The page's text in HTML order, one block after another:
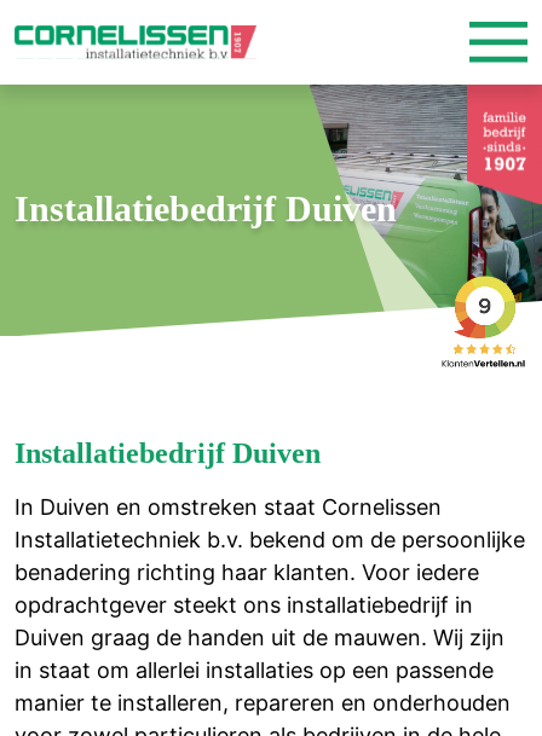
Installatiebedrijf Duiven
Installatiebedrijf Duiven
In Duiven en omstreken staat Cornelissen
Installatietechniek b.v. bekend om de persoonlijke
benadering richting haar klanten. Voor iedere
opdrachtgever steekt ons installatiebedrijf in
Duiven graag de handen uit de mauwen. Wij zijn
in staat om allerlei installaties op een passende
manier te installeren, repareren en onderhouden